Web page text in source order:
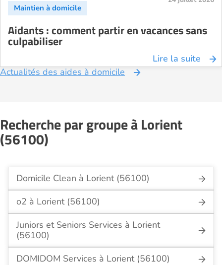
Aidants : comment partir en vacances sans
culpabiliser
Lire la suite
Actualités des aides à domicile
Recherche par groupe à Lorient
(56100)
Domicile Clean à Lorient (56100)
o2 à Lorient (56100)
Juniors et Seniors Services à Lorient
(56100)
DOMIDOM Services à Lorient (56100)